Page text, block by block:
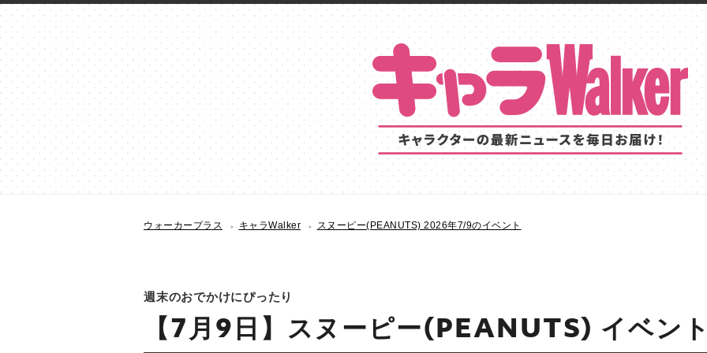
ウォーカープラス キャラWalker スヌーピー(PEANUTS) 2026年7/9のイベント
週末のおでかけにぴったり
【7月9日】スヌーピー(PEANUTS) イベン